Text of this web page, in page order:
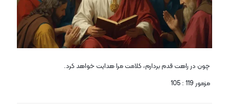
چون در راهت قدم بردارم، کلامت مرا هدایت خواهد کرد.
مزمور 119 : 105